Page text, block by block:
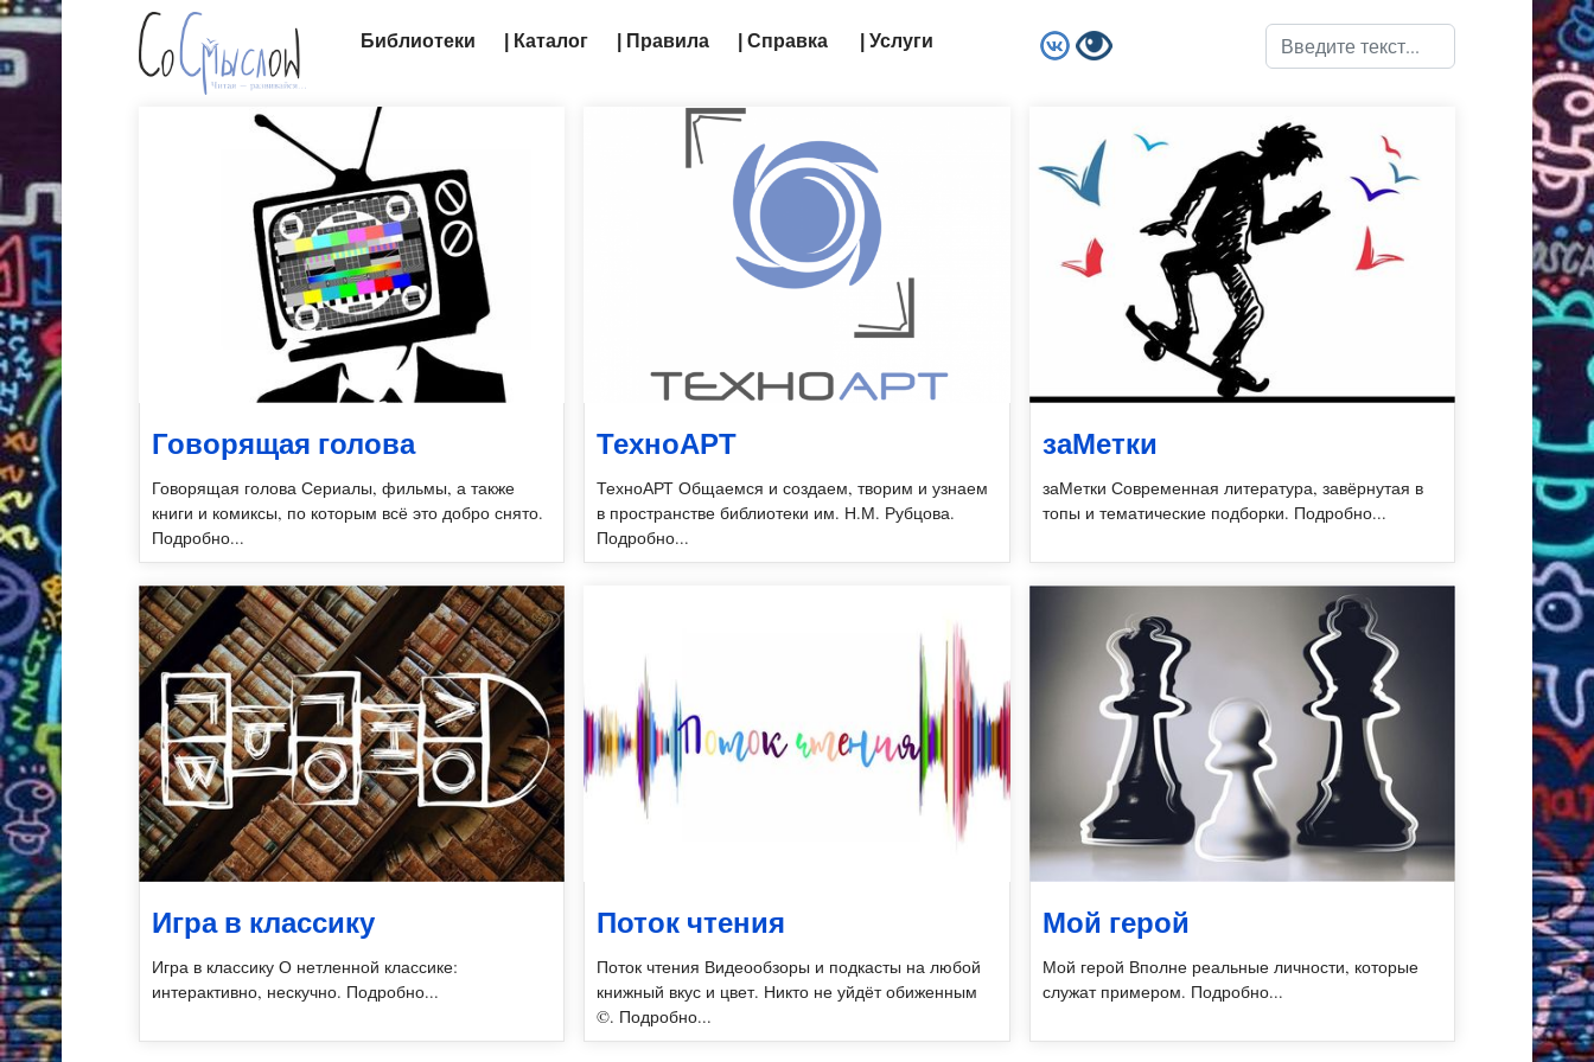
Библиотеки | Каталог | Правила | Справка | Услуги
Говорящая голова
Говорящая голова Сериалы, фильмы, а также
книги и комиксы, по которым всё это добро снято.
Подробно...
ТехноАРТ
ТехноАРТ Общаемся и создаем, творим и узнаем
в пространстве библиотеки им. Н.М. Рубцова.
Подробно...
заМетки
заМетки Современная литература, завёрнутая в
топы и тематические подборки. Подробно...
Игра в классику
Игра в классику О нетленной классике:
интерактивно, нескучно. Подробно...
Поток чтения
Поток чтения Видеообзоры и подкасты на любой
книжный вкус и цвет. Никто не уйдёт обиженным
©. Подробно...
Мой герой
Мой герой Вполне реальные личности, которые
служат примером. Подробно...